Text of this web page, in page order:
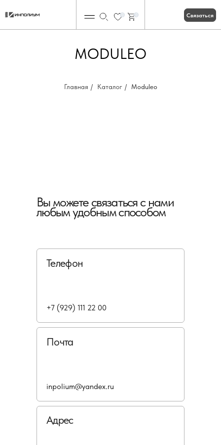
Связаться
MODULEO
Главная / Каталог / Moduleo
Вы можете связаться с нами
любым удобным способом
Телефон
Почта
Адрес
+7 (929) 111 22 00
inpolium@yandex.ru